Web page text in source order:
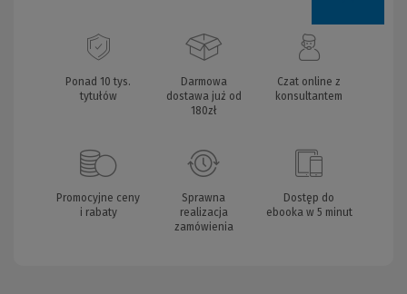
Ponad 10 tys.
tytułów
Darmowa
dostawa już od
180zł
Czat online z
konsultantem
Promocyjne ceny
i rabaty
Sprawna
realizacja
zamówienia
Dostęp do
ebooka w 5 minut